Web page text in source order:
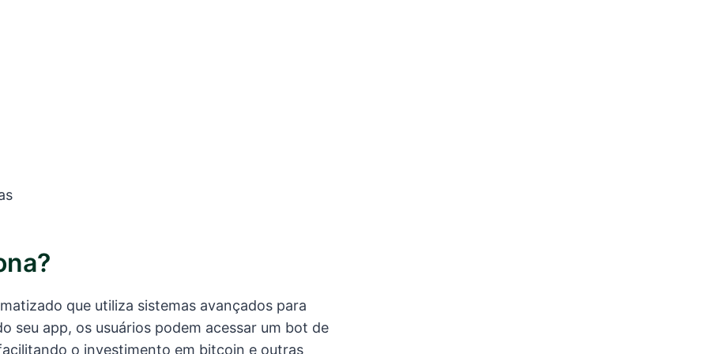
que utiliza sistemas avançados para
seu app, os usuários podem acessar um bot de
o investimento em bitcoin e outras